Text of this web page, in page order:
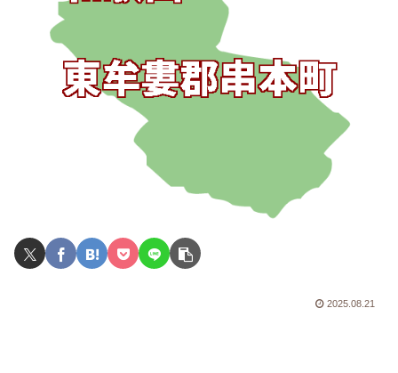
2025.08.21